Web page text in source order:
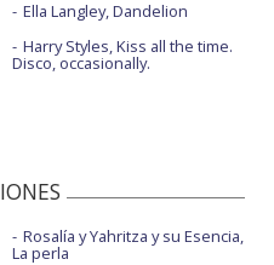
Ella Langley, Dandelion
Harry Styles, Kiss all the time.
Disco, occasionally.
Rosalía y Yahritza y su Esencia,
La perla